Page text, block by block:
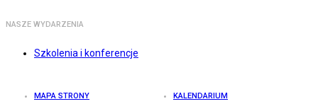
NASZE WYDARZENIA
Szkolenia i konferencje
MAPA STRONY KALENDARIUM